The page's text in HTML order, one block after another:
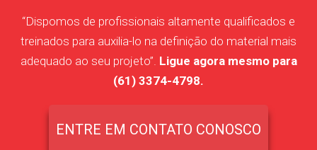
“Dispomos de profissionais altamente qualificados e
treinados para auxilia-lo na definição do material mais
adequado ao seu projeto”. Ligue agora mesmo para
(61) 3374-4798.
ENTRE EM CONTATO CONOSCO